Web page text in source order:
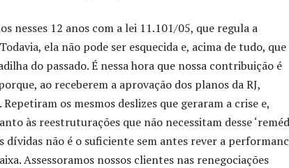
nesses 12 anos com a lei 11.101/05, que regula a
ela não pode ser esquecida e, acima de tudo, que
do passado. É nessa hora que nossa contribuição é
ao receberem a aprovação dos planos da RJ,
os mesmos deslizes que geraram a crise e,
às reestruturações que não necessitam desse
não é o suficiente sem antes rever a
Assessoramos nossos clientes nas renegociações